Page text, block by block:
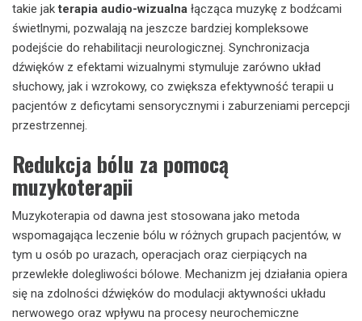
takie jakterapia audio-wizualna łącząca muzykę z bodźcami
świetlnymi, pozwalają na jeszcze bardziej kompleksowe
podejście do rehabilitacji neurologicznej. Synchronizacja
dźwięków z efektami wizualnymi stymuluje zarówno układ
słuchowy, jak i wzrokowy, co zwiększa efektywność terapii u
pacjentów z deficytami sensorycznymi i zaburzeniami percepcji
przestrzennej.
Redukcja bólu za pomocą
muzykoterapii
Muzykoterapia od dawna jest stosowana jako metoda
wspomagająca leczenie bólu w różnych grupach pacjentów, w
tym u osób po urazach, operacjach oraz cierpiących na
przewlekłe dolegliwości bólowe. Mechanizm jej działania opiera
się na zdolności dźwięków do modulacji aktywności układu
nerwowego oraz wpływu na procesy neurochemiczne